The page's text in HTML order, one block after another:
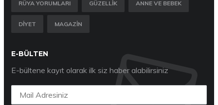
RÜYA YORUMLARI GÜZELLIK ANNE VE BEBEK
DIYET MAGAZIN
E-BÜLTEN
E-bültene kayıt olarak ilk siz haber alabilirsiniz